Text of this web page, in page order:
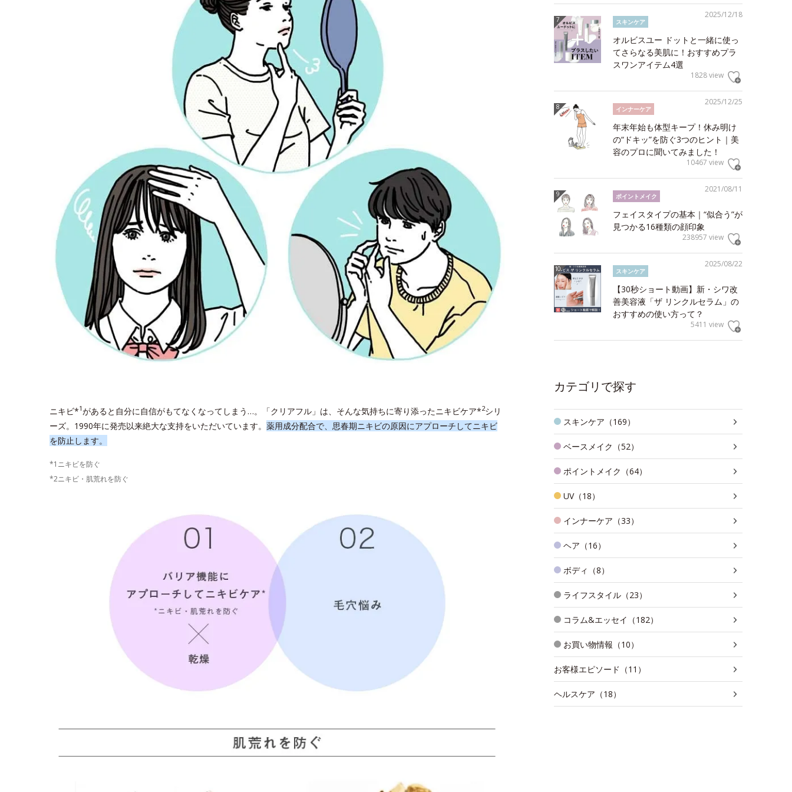
ニキビ*1があると自分に自信がもてなくなってしまう…。「クリアフル」は、そんな気持ちに寄り添ったニキビケア*2シリ
ーズ。1990年に発売以来絶大な支持をいただいています。 薬用成分配合で、思春期ニキビの原因にアプローチしてニキビ
を防止します。
*1ニキビを防ぐ
*2ニキビ・肌荒れを防ぐ
2025/12/18
スキンケア
オルビスユー ドットと一緒に使っ
てさらなる美肌に！おすすめプラ
スワンアイテム4選
1828 view
2025/12/25
インナーケア
年末年始も体型キープ！休み明け
の“ドキッ”を防ぐ3つのヒント｜美
容のプロに聞いてみました！
10467 view
2021/08/11
ポイントメイク
フェイスタイプの基本｜“似合う”が
見つかる16種類の顔印象
238957 view
2025/08/22
スキンケア
【30秒ショート動画】新・シワ改
善美容液「ザ リンクルセラム」の
おすすめの使い方って？
5411 view
カテゴリで探す
スキンケア（169）
ベースメイク（52）
ポイントメイク（64）
UV（18）
インナーケア（33）
ヘア（16）
ボディ（8）
ライフスタイル（23）
コラム&エッセイ（182）
お買い物情報（10）
お客様エピソード（11）
ヘルスケア（18）